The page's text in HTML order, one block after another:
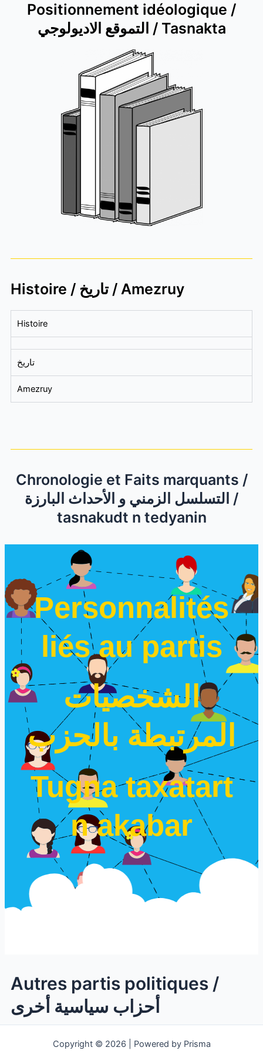
Positionnement idéologique /
التموقع الاديولوجي / Tasnakta
Histoire / تاريخ / Amezruy
Histoire
تاريخ
Amezruy
Chronologie et Faits marquants /
التسلسل الزمني و الأحداث البارزة /
tasnakudt n tedyanin
Personnalités
liés au partis
الشخصيات
المرتبطة بالحزب
Tugna taxatart
n akabar
Autres partis politiques /
أحزاب سياسية أخرى
Copyright © 2026 | Powered by Prisma